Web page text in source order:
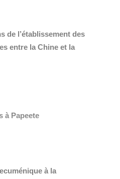
de l’établissement des
entre la Chine et la
à Papeete
à la